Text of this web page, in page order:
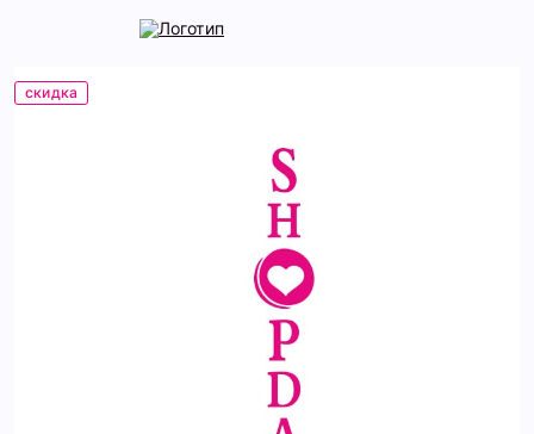
скидка